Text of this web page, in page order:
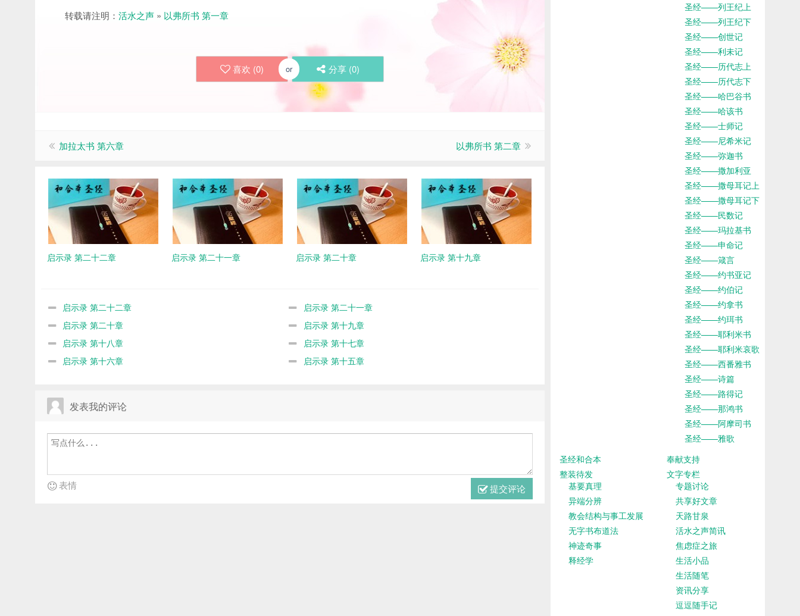
转载请注明： 活水之声 » 以弗所书 第一章
喜欢 (0) or 分享 (0)
加拉太书 第六章 以弗所书 第二章
启示录 第二十二章 启示录 第二十一章 启示录 第二十章 启示录 第十九章
启示录 第二十二章
启示录 第二十一章
启示录 第二十章
启示录 第十九章
启示录 第十八章
启示录 第十七章
启示录 第十六章
启示录 第十五章
发表我的评论
提交评论
表情
圣经——列王纪上
圣经——列王纪下
圣经——创世记
圣经——利未记
圣经——历代志上
圣经——历代志下
圣经——哈巴谷书
圣经——哈该书
圣经——士师记
圣经——尼希米记
圣经——弥迦书
圣经——撒加利亚
圣经——撒母耳记上
圣经——撒母耳记下
圣经——民数记
圣经——玛拉基书
圣经——申命记
圣经——箴言
圣经——约书亚记
圣经——约伯记
圣经——约拿书
圣经——约珥书
圣经——耶利米书
圣经——耶利米哀歌
圣经——西番雅书
圣经——诗篇
圣经——路得记
圣经——那鸿书
圣经——阿摩司书
圣经——雅歌
圣经和合本
奉献支持
整装待发
基要真理
异端分辨
教会结构与事工发展
无字书布道法
神迹奇事
释经学
文字专栏
专题讨论
共享好文章
天路甘泉
活水之声简讯
焦虑症之旅
生活小品
生活随笔
资讯分享
逗逗随手记